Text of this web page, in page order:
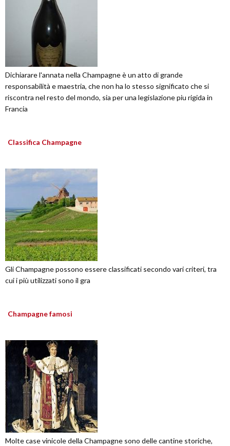
Dichiarare l'annata nella Champagne è un atto di grande
responsabilità e maestria, che non ha lo stesso significato che si
riscontra nel resto del mondo, sia per una legislazione piu rigida in
Francia
Classifica Champagne
Gli Champagne possono essere classificati secondo vari criteri, tra
cui i più utilizzati sono il gra
Champagne famosi
Molte case vinicole della Champagne sono delle cantine storiche,